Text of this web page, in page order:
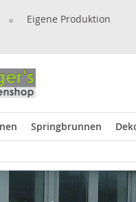
Eigene Produktion
Springbrunnen